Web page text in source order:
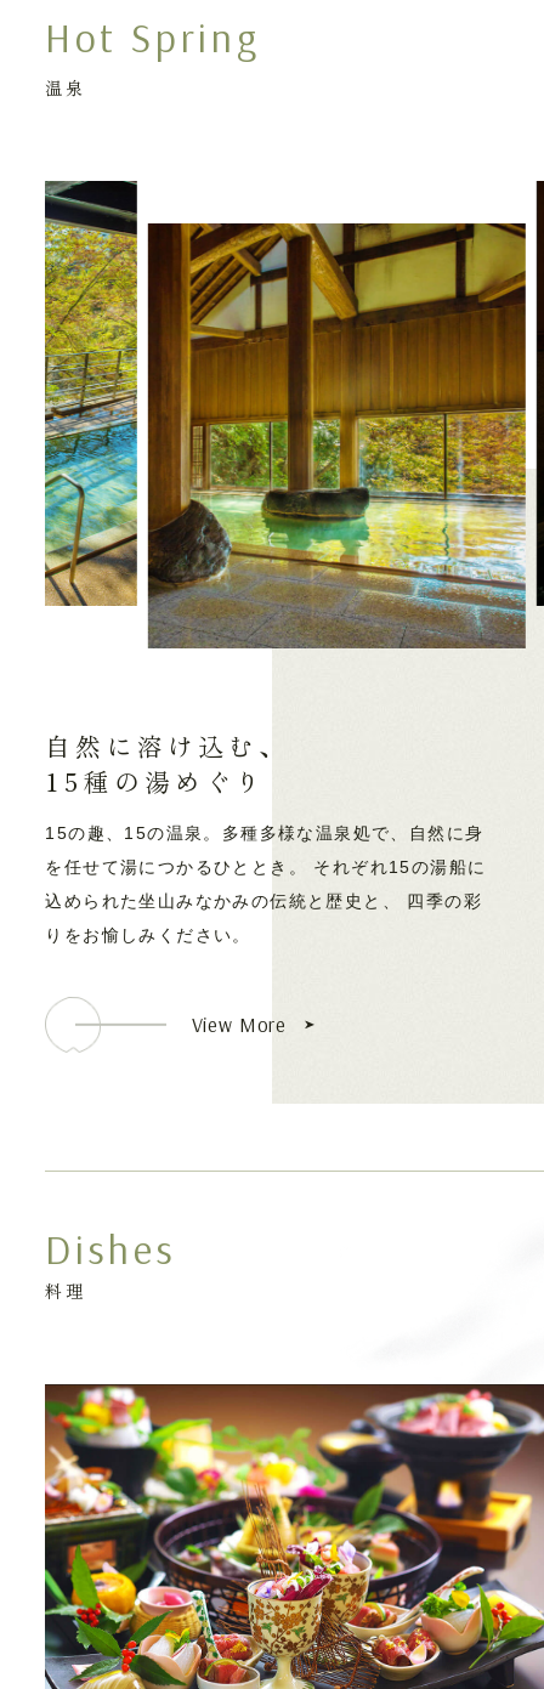
Hot Spring
温泉
自然に溶け込む、
15種の湯めぐり
15の趣、15の温泉。多種多様な温泉処で、自然に身
を任せて湯につかるひととき。
それぞれ15の湯船に
込められた坐山みなかみの伝統と歴史と、
四季の彩
りをお愉しみください。
View More
Dishes
料理